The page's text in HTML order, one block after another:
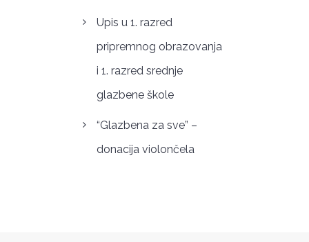
Upis u 1. razred
pripremnog obrazovanja
i 1. razred srednje
glazbene škole
“Glazbena za sve” –
donacija violončela